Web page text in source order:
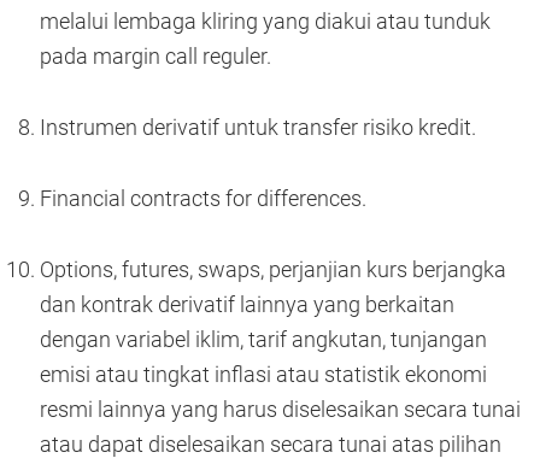
melalui lembaga kliring yang diakui atau tunduk
pada margin call reguler.
Instrumen derivatif untuk transfer risiko kredit.
Financial contracts for differences.
Options, futures, swaps, perjanjian kurs berjangka
dan kontrak derivatif lainnya yang berkaitan
dengan variabel iklim, tarif angkutan, tunjangan
emisi atau tingkat inflasi atau statistik ekonomi
resmi lainnya yang harus diselesaikan secara tunai
atau dapat diselesaikan secara tunai atas pilihan